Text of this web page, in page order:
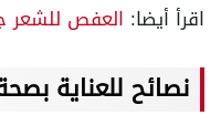
اقرأ أيضا: العفص للشعر
نصائح للعناية